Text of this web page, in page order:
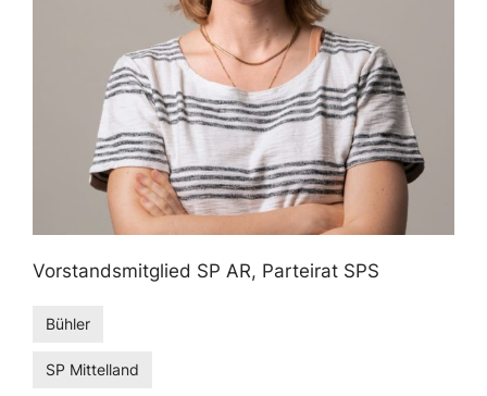
Vorstandsmitglied SP AR, Parteirat SPS
Bühler
SP Mittelland